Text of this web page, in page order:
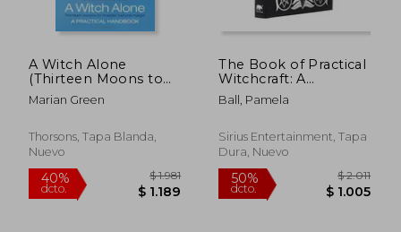
A Witch Alone
(Thirteen Moons to
Master Natural Magic)
(en Inglés)
Marian Green
Thorsons, Tapa Blanda,
Nuevo
The Book of Practical
Witchcraft: A
Compendium of
Spells, Rituals and
(Mystic Archives, 2)
(en Inglés)
Ball, Pamela
Sirius Entertainment, Tapa
Dura, Nuevo